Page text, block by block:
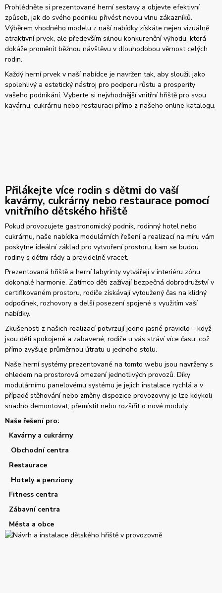
Prohlédněte si prezentované herní sestavy a objevte efektivní
způsob, jak do svého podniku přivést novou vlnu zákazníků.
Výběrem vhodného modelu z naší nabídky získáte nejen vizuálně
atraktivní prvek, ale především silnou konkurenční výhodu, která
dokáže proměnit běžnou návštěvu v dlouhodobou věrnost celých
rodin.
Každý herní prvek v naší nabídce je navržen tak, aby sloužil jako
spolehlivý a estetický nástroj pro podporu růstu a prosperity
vašeho podnikání. Vyberte si nejvhodnější vnitřní hřiště pro svou
kavárnu, cukrárnu nebo restauraci přímo z našeho online katalogu.
Přilákejte více rodin s dětmi do vaší
kavárny, cukrárny nebo restaurace pomocí
vnitřního dětského hřiště
Pokud provozujete gastronomický podnik, rodinný hotel nebo
cukrárnu, naše nabídka modulárních řešení a realizací na míru vám
poskytne ideální základ pro vytvoření prostoru, kam se budou
rodiny s dětmi rády a pravidelně vracet.
Prezentovaná hřiště a herní labyrinty vytvářejí v interiéru zónu
dokonalé harmonie. Zatímco děti zažívají bezpečná dobrodružství v
certifikovaném prostoru, rodiče získávají vytoužený čas na klidný
odpočinek, rozhovory a delší posezení spojené s využitím vaší
nabídky.
Zkušenosti z našich realizací potvrzují jedno jasné pravidlo – když
jsou děti spokojené a zabavené, rodiče u vás stráví více času, což
přímo zvyšuje průměrnou útratu u jednoho stolu.
Naše herní systémy prezentované na tomto webu jsou navrženy s
ohledem na prostorová omezení jednotlivých provozů. Díky
modulárnímu panelovému systému je jejich instalace rychlá a v
případě stěhování nebo změny dispozice provozovny je lze kdykoli
snadno demontovat, přemístit nebo rozšířit o nové moduly.
Naše řešení pro:
Kavárny a cukrárny
Obchodní centra
Restaurace
Hotely a penziony
Fitness centra
Zábavní centra
Města a obce